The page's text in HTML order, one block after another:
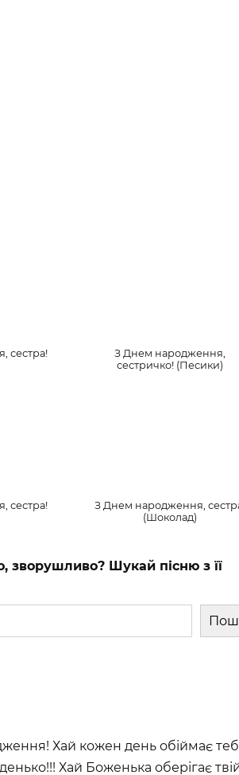
сестра!
З Днем народження,
сестричко! (Песики)
сестра!
З Днем народження,
(Шоколад)
зворушливо? Шукай пісню з її
Хай кожен день обіймає
Хай Боженька оберігає